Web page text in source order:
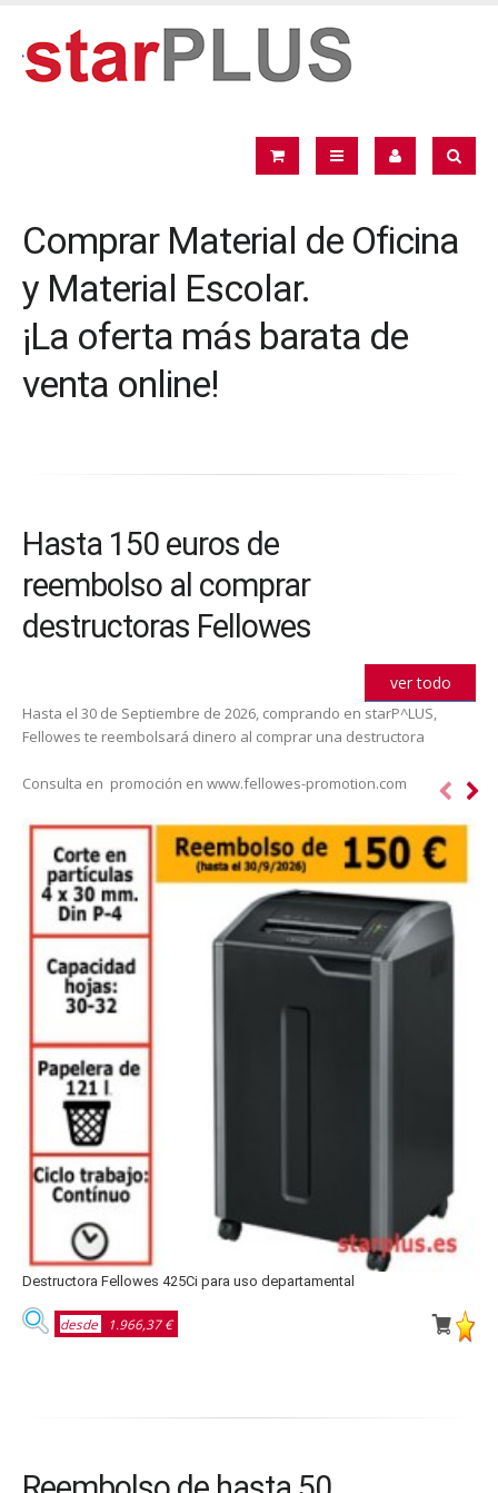
Comprar Material de Oficina
y Material Escolar.
¡La oferta más barata de
venta online!
Hasta 150 euros de
reembolso al comprar
destructoras Fellowes
ver todo
Hasta el 30 de Septiembre de 2026, comprando en starP^LUS,
Fellowes te reembolsará dinero al comprar una destructora
Consulta en promoción en www.fellowes-promotion.com
Destructora Fellowes 425Ci para uso departamental
desde 1.966,37 €